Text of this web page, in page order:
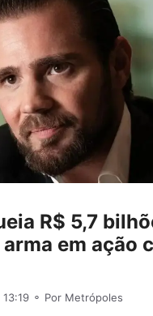
R$ 5,7
em ação
⚬ Por Metrópoles